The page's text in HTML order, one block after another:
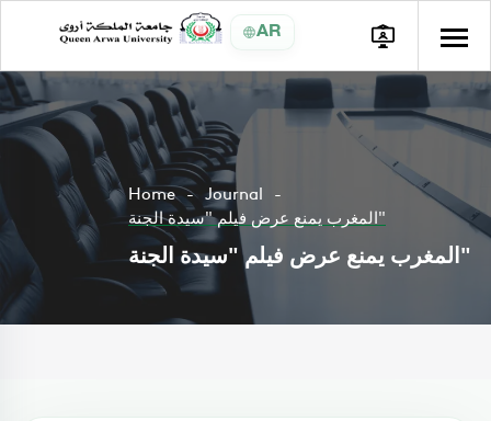
AR
Home
Journal
المغرب يمنع عرض فيلم "سيدة الجنة"
المغرب يمنع عرض فيلم "سيدة الجنة"